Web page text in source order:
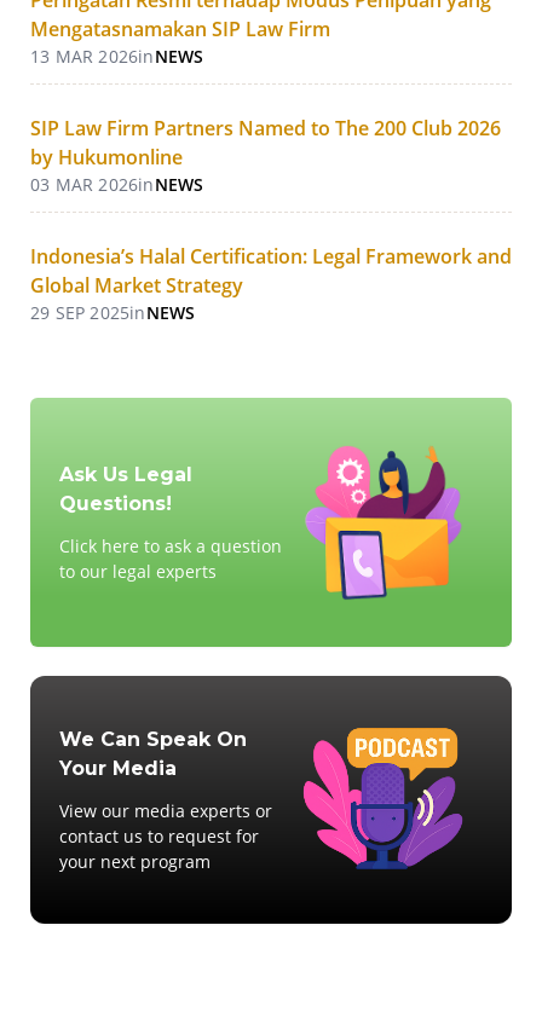
Mengatasnamakan SIP Law Firm
13 MAR 2026inNEWS
SIP Law Firm Partners Named to The 200 Club 2026
by Hukumonline
03 MAR 2026inNEWS
Indonesia’s Halal Certification: Legal Framework and
Global Market Strategy
29 SEP 2025inNEWS
Ask Us Legal
Questions!
Click here to ask a question
to our legal experts
We Can Speak On
Your Media
View our media experts or
contact us to request for
your next program